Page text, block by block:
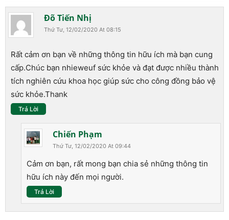
Đõ Tiến Nhị
Thứ Tư, 12/02/2020 At 08:15
Rất cảm ơn bạn về những thông tin hữu ích mà bạn cung
cấp.Chúc bạn nhieweuf sức khỏe và đạt được nhiều thành
tích nghiên cứu khoa học giúp sức cho công đồng bảo vệ
sức khỏe.Thank
Trả Lời
Chiến Phạm
Thứ Tư, 12/02/2020 At 09:44
Cảm ơn bạn, rất mong bạn chia sẻ những thông tin
hữu ích này đến mọi người.
Trả Lời